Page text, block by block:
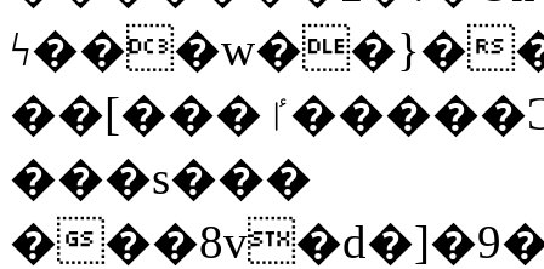
ϟ���w��}�
��[���ٵ�����Ͻ���������x�ս��Apq�����޻�V����O�cp����ٝy{����:�k�ןNݯOOCyx6���&���?
���s���
�